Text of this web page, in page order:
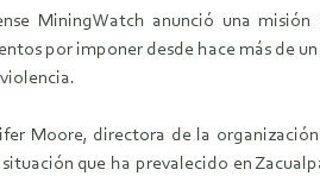
MiningWatch anunció una
por imponer desde hace más de
Moore, directora de la
que ha prevalecido en